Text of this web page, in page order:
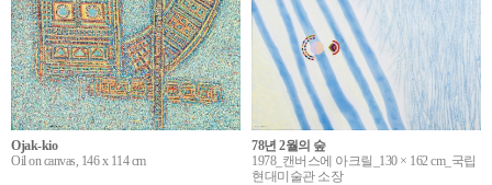
Ojak-kio
Oil on canvas, 146 x 114 cm
78년 2월의 숲
1978_캔버스에 아크릴_130 × 162 cm_국립
현대미술관 소장